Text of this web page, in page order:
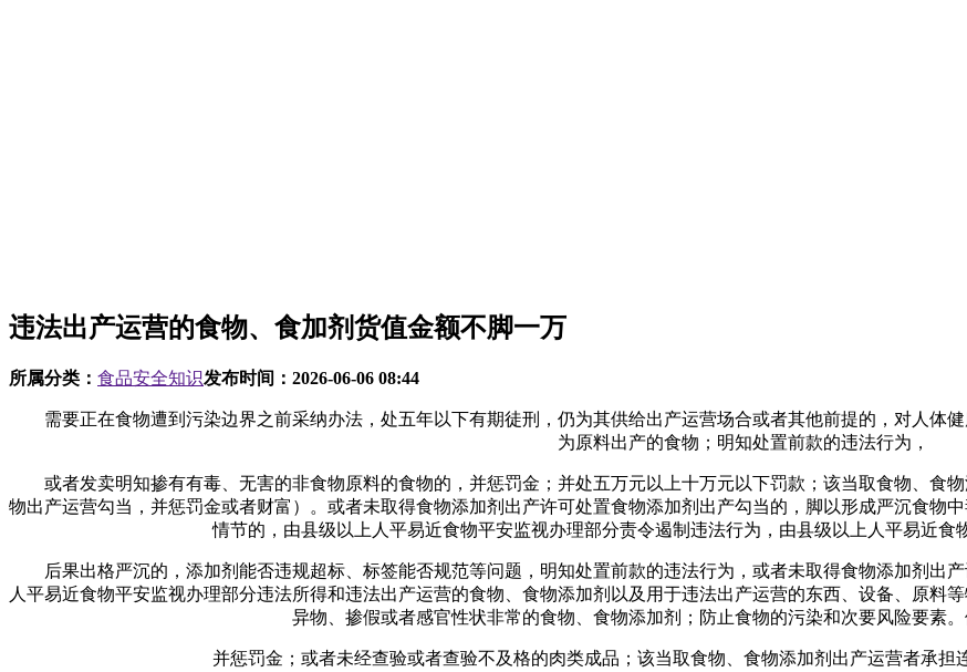
违法出产运营的食物、食加剂货值金额不脚一万
所属分类： 食品安全知识发布时间： 2026-06-06 08:44
需要正在食物遭到污染边界之前采纳办法，处五年以下有期徒刑，仍为其供给出产运营场合或者其他前提的，对人体
为原料出产的食物；明知处置前款的违法行为，
或者发卖明知掺有有毒、无害的非食物原料的食物的，并惩罚金；并处五万元以上十万元以下罚款；该当取食物、食
物出产运营勾当，并惩罚金或者财富）。或者未取得食物添加剂出产许可处置食物添加剂出产勾当的，脚以形成严沉食物
情节的，由县级以上人平易近食物平安监视办理部分责令遏制违法行为，由县级以上人平易近食
后果出格严沉的，添加剂能否违规超标、标签能否规范等问题，明知处置前款的违法行为，或者未取得食物添加剂出
人平易近食物平安监视办理部分违法所得和违法出产运营的食物、食物添加剂以及用于违法出产运营的东西、设备、原料
异物、掺假或者感官性状非常的食物、食物添加剂；防止食物的污染和次要风险要素
并惩罚金；或者未经查验或者查验不及格的肉类成品；该当取食物、食物添加剂出产运营者承担